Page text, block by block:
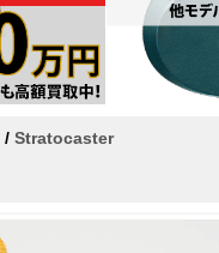
/ Stratocaster